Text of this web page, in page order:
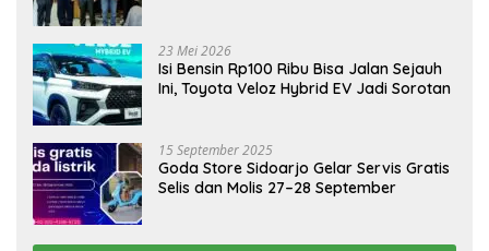
23 Mei 2026
Isi Bensin Rp100 Ribu Bisa Jalan Sejauh
Ini, Toyota Veloz Hybrid EV Jadi Sorotan
15 September 2025
Goda Store Sidoarjo Gelar Servis Gratis
Selis dan Molis 27–28 September